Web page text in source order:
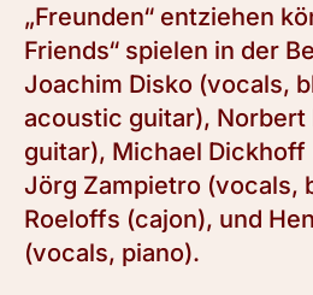
„Freunden“ entziehen
Friends“ spielen in der
Joachim Disko (vocals,
acoustic guitar), Norbert
guitar), Michael
Jörg Zampietro (vocals,
Roeloffs (cajon), und
(vocals, piano).